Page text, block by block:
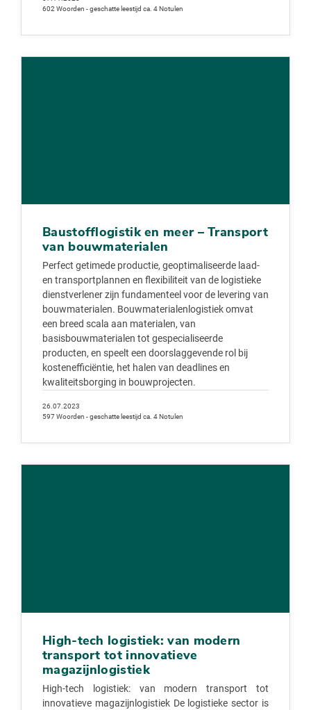
602 Woorden - geschatte leestijd ca. 4 Notulen
Baustofflogistik en meer – Transport
van bouwmaterialen
Perfect getimede productie, geoptimaliseerde laad-
en transportplannen en flexibiliteit van de logistieke
dienstverlener zijn fundamenteel voor de levering van
bouwmaterialen. Bouwmaterialenlogistiek omvat
een breed scala aan materialen, van
basisbouwmaterialen tot gespecialiseerde
producten, en speelt een doorslaggevende rol bij
kostenefficiëntie, het halen van deadlines en
kwaliteitsborging in bouwprojecten.
26.07.2023
597 Woorden - geschatte leestijd ca. 4 Notulen
High-tech logistiek: van modern
transport tot innovatieve
magazijnlogistiek
High-tech logistiek: van modern transport tot
innovatieve magazijnlogistiek De logistieke sector is